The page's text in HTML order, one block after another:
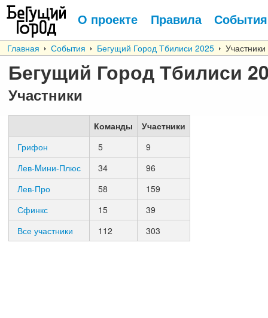
О проекте Правила События
Главная События Бегущий Город Тбилиси 2025 Участники
Бегущий Город Тбилиси
Участники
Команды
Участники
Грифон
5
9
Лев-Mини-Плюс
34
96
Лев-Про
58
159
Сфинкс
15
39
Все участники
112 303